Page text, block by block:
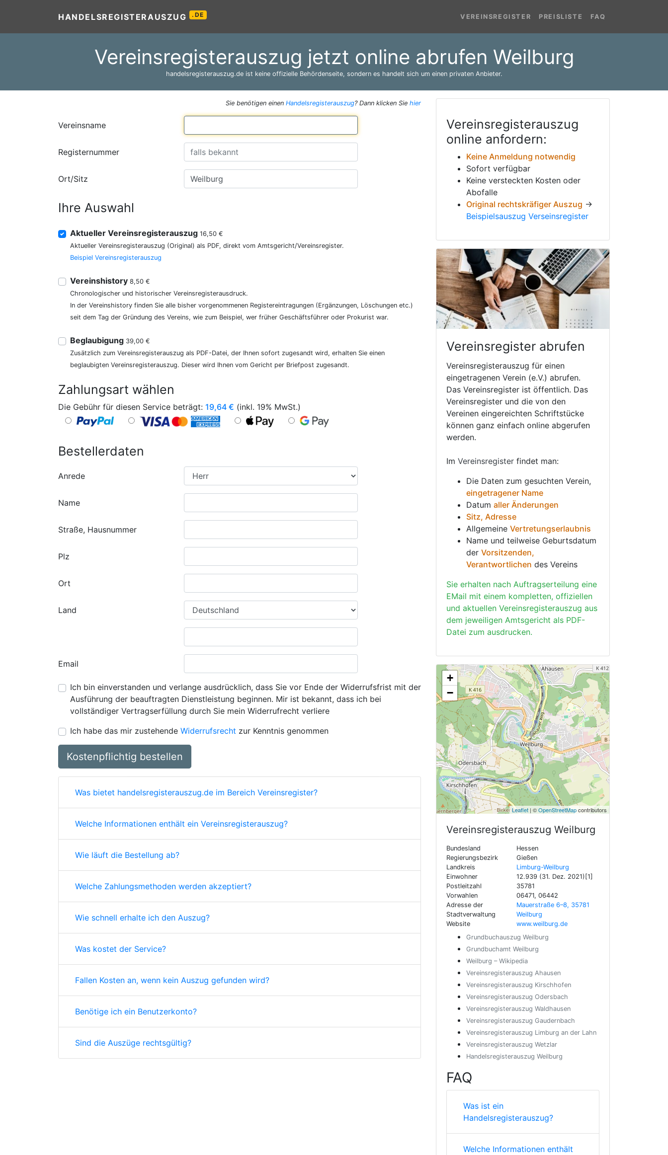
HANDELSREGISTERAUSZUG .DE VEREINSREGISTER PREISLISTE FAQ
Vereinsregisterauszug jetzt online abrufen Weilburg
handelsregisterauszug.de ist keine offizielle Behördenseite, sondern es handelt sich um einen privaten Anbieter.
Sie benötigen einen Handelsregisterauszug? Dann klicken Sie hier
Vereinsname
Registernummer
Ort/Sitz
Ihre Auswahl
Aktueller Vereinsregisterauszug 16,50 €
Aktueller Vereinsregisterauszug (Original) als PDF, direkt vom Amtsgericht/Vereinsregister.
Beispiel Vereinsregisterauszug
Vereinshistory 8,50 €
Chronologischer und historischer Vereinsregisterausdruck.
In der Vereinshistory finden Sie alle bisher vorgenommenen Registereintragungen (Ergänzungen, Löschungen etc.)
seit dem Tag der Gründung des Vereins, wie zum Beispiel, wer früher Geschäftsführer oder Prokurist war.
Beglaubigung 39,00 €
Zusätzlich zum Vereinsregisterauszug als PDF-Datei, der Ihnen sofort zugesandt wird, erhalten Sie einen
beglaubigten Vereinsregisterauszug. Dieser wird Ihnen vom Gericht per Briefpost zugesandt.
Zahlungsart wählen
Die Gebühr für diesen Service beträgt: 19,64 € (inkl. 19% MwSt.)
Bestellerdaten
Anrede
Name
Straße, Hausnummer
Plz
Ort
Land
Email
Ich bin einverstanden und verlange ausdrücklich, dass Sie vor Ende der Widerrufsfrist mit der
Ausführung der beauftragten Dienstleistung beginnen. Mir ist bekannt, dass ich bei
vollständiger Vertragserfüllung durch Sie mein Widerrufrecht verliere
Ich habe das mir zustehende Widerrufsrecht zur Kenntnis genommen
Kostenpflichtig bestellen
Was bietet handelsregisterauszug.de im Bereich Vereinsregister?
Welche Informationen enthält ein Vereinsregisterauszug?
Wie läuft die Bestellung ab?
Welche Zahlungsmethoden werden akzeptiert?
Wie schnell erhalte ich den Auszug?
Was kostet der Service?
Fallen Kosten an, wenn kein Auszug gefunden wird?
Benötige ich ein Benutzerkonto?
Sind die Auszüge rechtsgültig?
Vereinsregisterauszug
online anfordern:
Keine Anmeldung notwendig
Sofort verfügbar
Keine versteckten Kosten oder
Abofalle
Original rechtskräfiger Auszug →
Beispielsauszug Verseinsregister
Vereinsregister abrufen
Vereinsregisterauszug für einen
eingetragenen Verein (e.V.) abrufen.
Das Vereinsregister ist öffentlich. Das
Vereinsregister und die von den
Vereinen eingereichten Schriftstücke
können ganz einfach online abgerufen
werden.
Im Vereinsregister findet man:
Die Daten zum gesuchten Verein,
eingetragener Name
Datum aller Änderungen
Sitz, Adresse
Allgemeine Vertretungserlaubnis
Name und teilweise Geburtsdatum
der Vorsitzenden,
Verantwortlichen des Vereins
Sie erhalten nach Auftragserteilung eine
EMail mit einem kompletten, offiziellen
und aktuellen Vereinsregisterauszug aus
dem jeweiligen Amtsgericht als PDF-
Datei zum ausdrucken.
+
−
Leaflet | ©OpenStreetMapcontributors
Vereinsregisterauszug Weilburg
Bundesland
Hessen
Regierungsbezirk
Gießen
Landkreis
Limburg-Weilburg
Einwohner
12.939 (31. Dez. 2021)[1]
Postleitzahl
35781
Vorwahlen
06471, 06442
Adresse der
Stadtverwaltung
Mauerstraße 6–8, 35781
Weilburg
Website
www.weilburg.de
Grundbuchauszug Weilburg
Grundbuchamt Weilburg
Weilburg – Wikipedia
Vereinsregisterauszug Ahausen
Vereinsregisterauszug Kirschhofen
Vereinsregisterauszug Odersbach
Vereinsregisterauszug Waldhausen
Vereinsregisterauszug Gaudernbach
Vereinsregisterauszug Limburg an der Lahn
Vereinsregisterauszug Wetzlar
Handelsregisterauszug Weilburg
FAQ
Was ist ein
Handelsregisterauszug?
Welche Informationen enthält